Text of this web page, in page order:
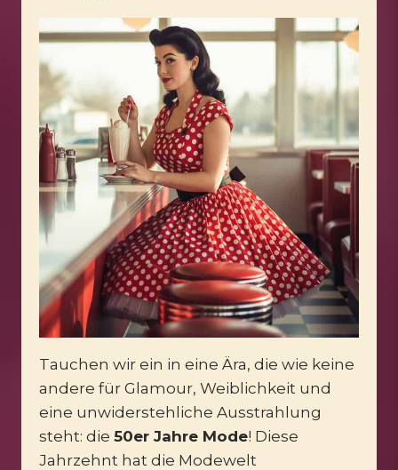
Tauchen wir ein in eine Ära, die wie keine
andere für Glamour, Weiblichkeit und
eine unwiderstehliche Ausstrahlung
steht: die 50er Jahre Mode! Diese
Jahrzehnt hat die Modewelt